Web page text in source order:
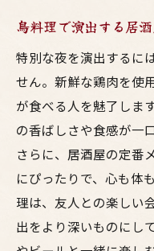
鳥料理で演出する居
特別な夜を演出するに
せん。新鮮な鶏肉を使
が食べる人を魅了しま
の香ばしさや食感が一
さらに、居酒屋の定番
にぴったりで、心も体
理は、友人との楽しい
出をより深いものにし